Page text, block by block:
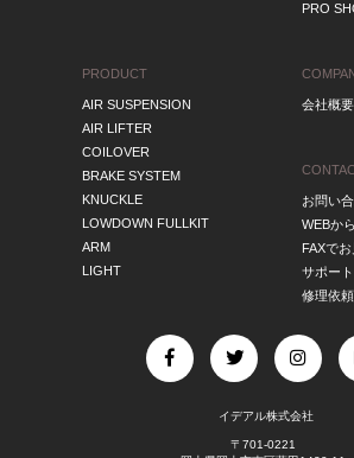
PRODUCT
AIR SUSPENSION
AIR LIFTER
COILOVER
BRAKE SYSTEM
KNUCKLE
LOWDOWN FULLKIT
ARM
LIGHT
PRO
会社概要
お問い
WEBか
FAXで
サポート
修理依
イデアル株式会社
〒701-0221